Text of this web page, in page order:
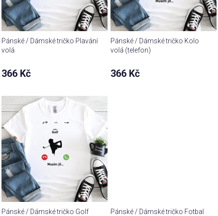
Pánské / Dámské tričko Plavání
volá
366 Kč
Pánské / Dámské tričko Kolo
volá (telefon)
366 Kč
Pánské / Dámské tričko Golf
Pánské / Dámské tričko Fotbal